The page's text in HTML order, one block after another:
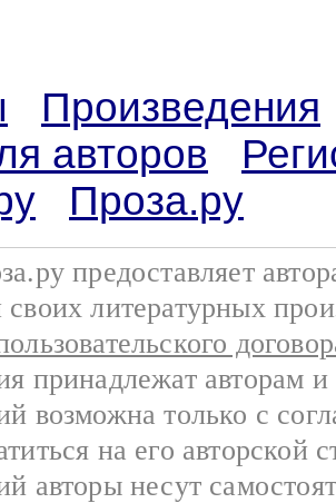
Произведения
авторов
Проза.ру
предоставляет
литературных
принадлежат авторам
возможна только с
на его авторской
авторы несут